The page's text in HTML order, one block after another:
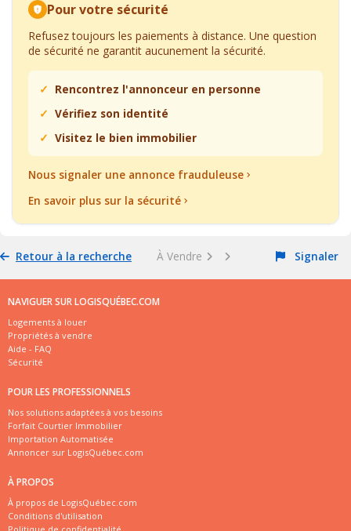
Pour votre sécurité
Refusez toujours les paiements à distance. Une question
de sécurité ne garantit aucunement la sécurité.
Rencontrez l'annonceur en personne
Vérifiez son identité
Visitez le bien immobilier
Nous signaler une annonce frauduleuse
En savoir plus sur la sécurité
Retour à la recherche À Vendre Signaler
NAVIGUER SUR LOGISQUÉBEC.COM
Logements à louer
Propriétés à vendre
Aide - FAQ
Sécurité
POUR LES PROFESSIONNELS
Nos solutions adaptées à vos besoins
Forfait Courtier Immobilier
Importation Automatisée
Annoncer sur LogisQuébec.com
À PROPOS
À propos de LogisQuébec.com
Conditions d'utilisation